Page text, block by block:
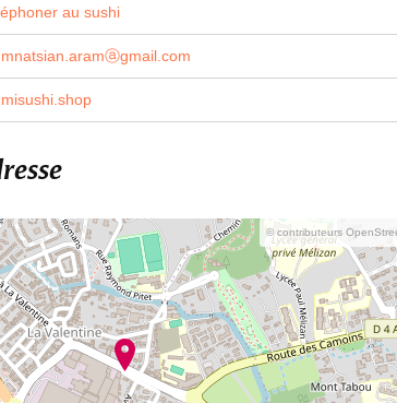
au sushi
mnatsian.aramⓐgmail.com
misushi.shop
© contributeurs